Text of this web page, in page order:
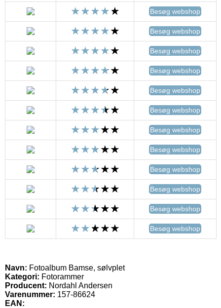
Besøg webshop
Besøg webshop
Besøg webshop
Besøg webshop
Besøg webshop
Besøg webshop
Besøg webshop
Besøg webshop
Besøg webshop
Besøg webshop
Besøg webshop
Besøg webshop
Navn: Fotoalbum Bamse, sølvplet
Kategori: Fotorammer
Producent: Nordahl Andersen
Varenummer: 157-86624
EAN: